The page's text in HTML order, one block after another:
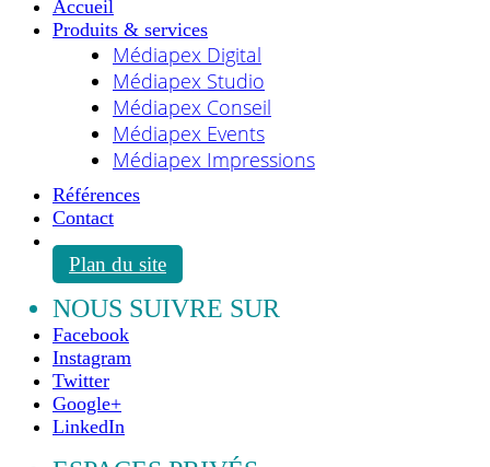
Accueil
Produits & services
Médiapex Digital
Médiapex Studio
Médiapex Conseil
Médiapex Events
Médiapex Impressions
Références
Contact
Plan du site
NOUS SUIVRE SUR
Facebook
Instagram
Twitter
Google+
LinkedIn